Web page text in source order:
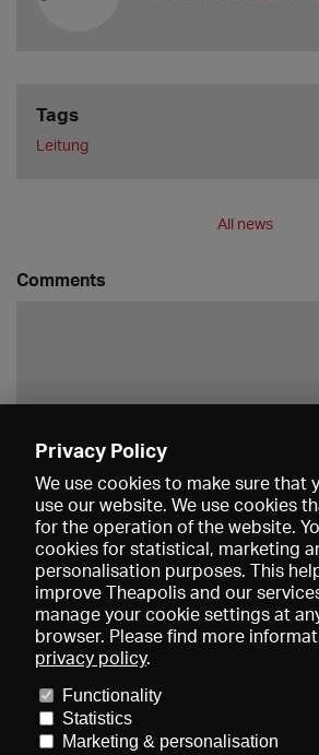
Tags
Leitung
All news
Comments
About us
Imprint
Privacy Policy
We use cookies to make sure that
use our website. We use cookies
for the operation of the website.
cookies for statistical, marketing
personalisation purposes. This
improve Theapolis and our
manage your cookie settings at
browser. Please find more
privacy policy.
Functionality
Statistics
Marketing & personalisation